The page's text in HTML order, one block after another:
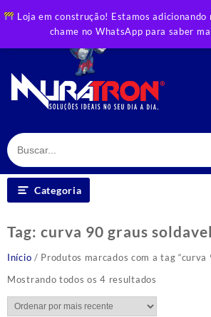
Loja em construção! Estamos adicionando
chame no WhatsApp para saber
to
Categoria
Tag: curva 90 graus soldavel
Início / Produtos marcados com a tag “curva
Mostrando todos os 4 resultados